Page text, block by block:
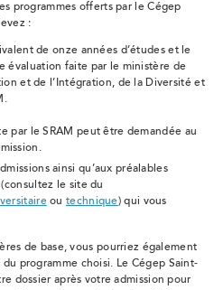
programmes offerts par le Cégep
:
de onze années d’études et le
évaluation faite par le ministère de
et de l’Intégration, de la Diversité et
par le SRAM peut être demandée au
ainsi qu’aux préalables
le site du
outechnique) qui vous
de base, vous pourriez également
programme choisi. Le Cégep Saint-
dossier après votre admission pour